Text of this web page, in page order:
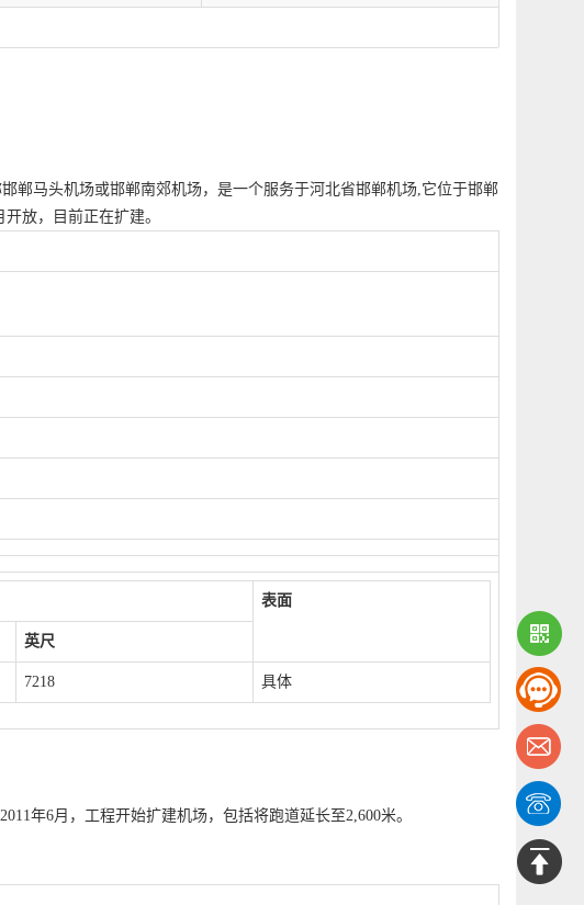
郸马头机场或邯郸南郊机场，是一个服务于河北省邯郸机场,它位于邯郸
放，目前正在扩建。
表面
英尺
7218 具体
年6月，工程开始扩建机场，包括将跑道延长至2,600米。